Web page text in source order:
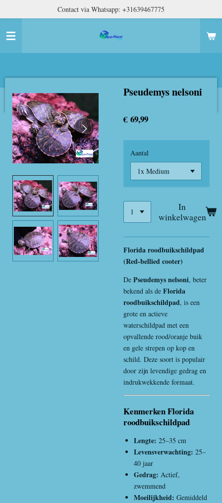
naar
hoofdinhoud
Contact via Whatsapp: +31639467775
Pseudemys nelsoni
€ 69,99
Aantal
In
winkelwagen
Florida roodbuikschildpad
(Red-bellied cooter)
De Pseudemys nelsoni, beter
bekend als de Florida
roodbuikschildpad, is een
grote en actieve
waterschildpad met een
opvallende rood/oranje buik
en gele strepen op kop en
schild. Deze soort is populair
door zijn levendige gedrag en
indrukwekkende formaat.
Kenmerken Florida
roodbuikschildpad
Lengte: 25–35 cm
Levensverwachting: 25–
40 jaar
Gedrag: Actief,
zwemmend
Moeilijkheid: Gemiddeld